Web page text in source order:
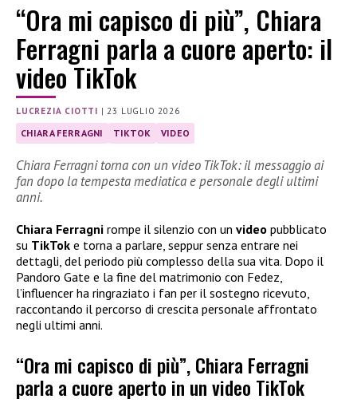
“Ora mi capisco di più”, Chiara
Ferragni parla a cuore aperto: il
video TikTok
LUCREZIA CIOTTI |23 LUGLIO 2026
CHIARA FERRAGNI TIKTOK VIDEO
Chiara Ferragni torna con un video TikTok: il messaggio ai
fan dopo la tempesta mediatica e personale degli ultimi
anni.
Chiara Ferragni rompe il silenzio con un video pubblicato
su TikTok e torna a parlare, seppur senza entrare nei
dettagli, del periodo più complesso della sua vita. Dopo il
Pandoro Gate e la fine del matrimonio con Fedez,
l’influencer ha ringraziato i fan per il sostegno ricevuto,
raccontando il percorso di crescita personale affrontato
negli ultimi anni.
“Ora mi capisco di più”, Chiara Ferragni
parla a cuore aperto in un video TikTok